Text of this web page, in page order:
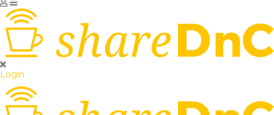
Login